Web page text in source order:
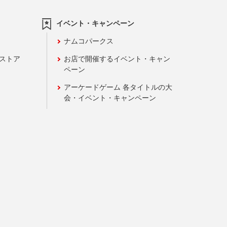
トア
イベント・キャンペーン
ナムコパークス
お店で開催するイベント・キャン
ペーン
アーケードゲーム 各タイトルの大
会・イベント・キャンペーン